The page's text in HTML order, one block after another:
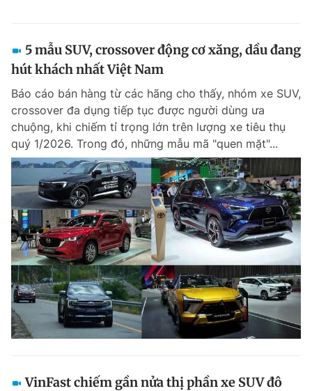
5 mẫu SUV, crossover động cơ xăng, dầu đang
hút khách nhất Việt Nam
Báo cáo bán hàng từ các hãng cho thấy, nhóm xe SUV,
crossover đa dụng tiếp tục được người dùng ưa
chuộng, khi chiếm tỉ trọng lớn trên lượng xe tiêu thụ
quý 1/2026. Trong đó, những mẫu mã "quen mặt"...
VinFast chiếm gần nửa thị phần xe SUV đô